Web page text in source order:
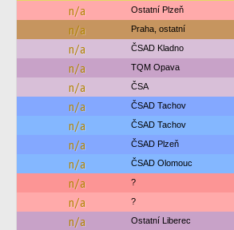
n/a Ostatní Plzeň
n/a Praha, ostatní
n/a ČSAD Kladno
n/a TQM Opava
n/a ČSA
n/a ČSAD Tachov
n/a ČSAD Tachov
n/a ČSAD Plzeň
n/a ČSAD Olomouc
n/a ?
n/a ?
n/a Ostatní Liberec